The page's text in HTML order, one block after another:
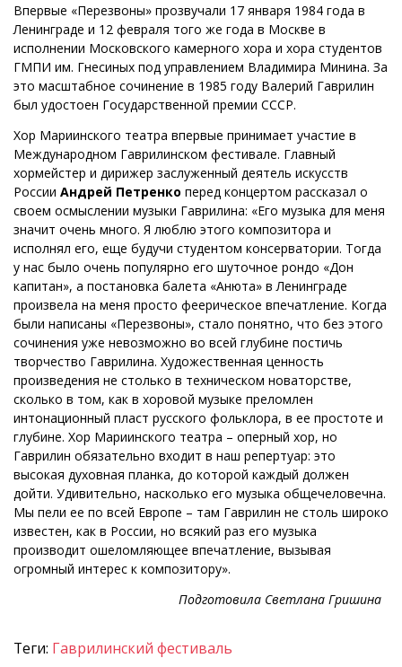
Впервые «Перезвоны» прозвучали 17 января 1984 года в
Ленинграде и 12 февраля того же года в Москве в
исполнении Московского камерного хора и хора студентов
ГМПИ им. Гнесиных под управлением Владимира Минина. За
это масштабное сочинение в 1985 году Валерий Гаврилин
был удостоен Государственной премии СССР.
Хор Мариинского театра впервые принимает участие в
Международном Гаврилинском фестивале. Главный
хормейстер и дирижер заслуженный деятель искусств
России Андрей Петренко перед концертом рассказал о
своем осмыслении музыки Гаврилина: «Его музыка для меня
значит очень много. Я люблю этого композитора и
исполнял его, еще будучи студентом консерватории. Тогда
у нас было очень популярно его шуточное рондо «Дон
капитан», а постановка балета «Анюта» в Ленинграде
произвела на меня просто феерическое впечатление. Когда
были написаны «Перезвоны», стало понятно, что без этого
сочинения уже невозможно во всей глубине постичь
творчество Гаврилина. Художественная ценность
произведения не столько в техническом новаторстве,
сколько в том, как в хоровой музыке преломлен
интонационный пласт русского фольклора, в ее простоте и
глубине. Хор Мариинского театра – оперный хор, но
Гаврилин обязательно входит в наш репертуар: это
высокая духовная планка, до которой каждый должен
дойти. Удивительно, насколько его музыка общечеловечна.
Мы пели ее по всей Европе – там Гаврилин не столь широко
известен, как в России, но всякий раз его музыка
производит ошеломляющее впечатление, вызывая
огромный интерес к композитору».
Подготовила Светлана Гришина
Теги: Гаврилинский фестиваль